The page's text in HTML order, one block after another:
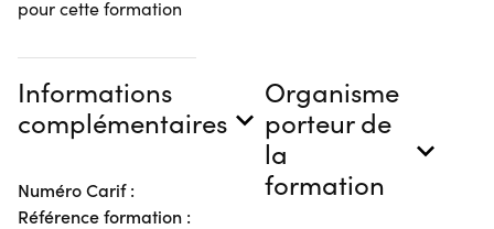
pour cette formation
Informations
complémentaires
Numéro Carif :
Référence formation :
Organisme
porteur de
la
formation